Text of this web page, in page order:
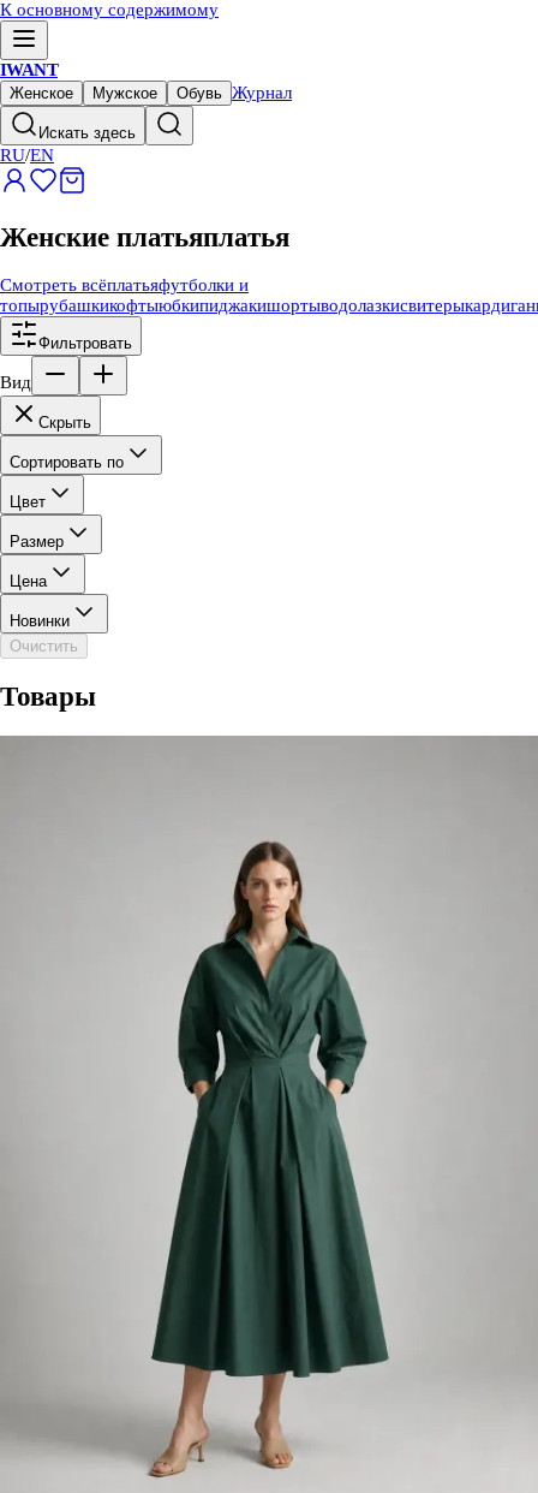
К основному содержимому
IWANT
Женское Мужское Обувь Журнал
Искать здесь
RU/EN
Женские платьяплатья
Смотреть всёплатьяфутболки и
топырубашкикофтыюбкипиджакишортыводолазкисвитеры
Фильтровать
Вид
Скрыть
Сортировать по
Цвет
Размер
Цена
Новинки
Очистить
Товары